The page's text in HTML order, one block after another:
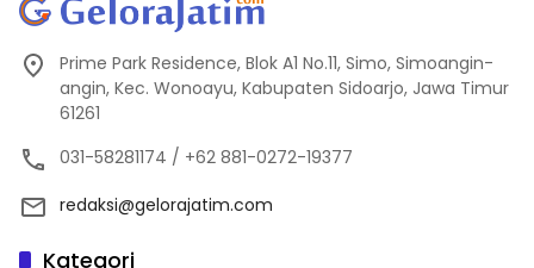
Prime Park Residence, Blok A1 No.11, Simo, Simoangin-
angin, Kec. Wonoayu, Kabupaten Sidoarjo, Jawa Timur
61261
031-58281174 / +62 881-0272-19377
redaksi@gelorajatim.com
Kategori